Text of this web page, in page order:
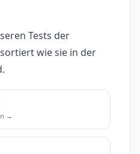
Tests der
wie sie in der
→